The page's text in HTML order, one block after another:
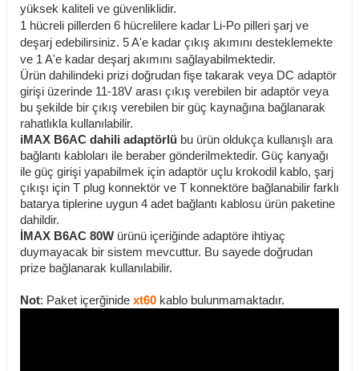
yüksek kaliteli ve güvenliklidir.
1 hücreli pillerden 6 hücrelilere kadar Li-Po pilleri şarj ve
deşarj edebilirsiniz. 5 A'e kadar çıkış akımını desteklemekte
ve 1 A'e kadar deşarj akımını sağlayabilmektedir.
Ürün dahilindeki prizi doğrudan fişe takarak veya DC adaptör
girişi üzerinde 11-18V arası çıkış verebilen bir adaptör veya
bu şekilde bir çıkış verebilen bir güç kaynağına bağlanarak
rahatlıkla kullanılabilir.
iMAX B6AC dahili adaptörlü bu ürün oldukça kullanışlı ara
bağlantı kabloları ile beraber gönderilmektedir. Güç kanyağı
ile güç girişi yapabilmek için adaptör uçlu krokodil kablo, şarj
çıkışı için T plug konnektör ve T konnektöre bağlanabilir farklı
batarya tiplerine uygun 4 adet bağlantı kablosu ürün paketine
dahildir.
İMAX B6AC 80W ürünü içeriğinde adaptöre ihtiyaç
duymayacak bir sistem mevcuttur. Bu sayede doğrudan
prize bağlanarak kullanılabilir.
Not: Paket içerğinide xt60 kablo bulunmamaktadır.